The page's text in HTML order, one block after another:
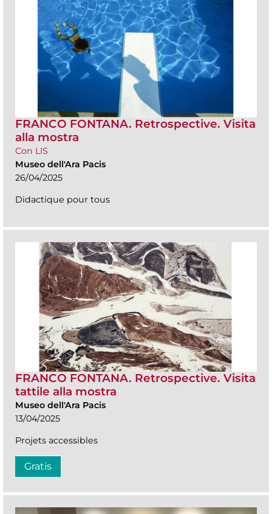
FRANCO FONTANA. Retrospective. Visita
alla mostra
Con LIS
Museo dell'Ara Pacis
26/04/2025
Didactique pour tous
FRANCO FONTANA. Retrospective. Visita
tattile alla mostra
Museo dell'Ara Pacis
13/04/2025
Projets accessibles
Gratis